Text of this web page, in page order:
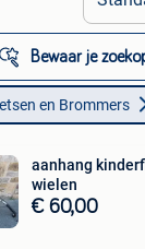
Bewaar je
en Brommers
aanhang
wielen
€ 60,00